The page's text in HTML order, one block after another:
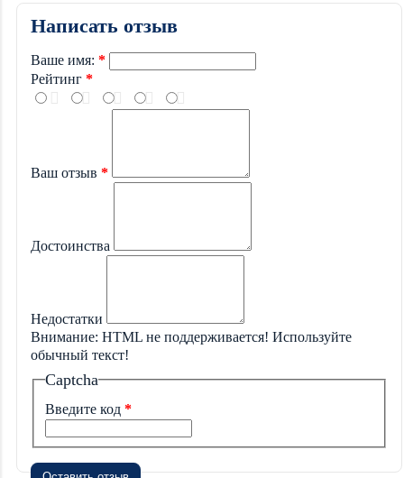
Написать отзыв
Ваше имя:
Рейтинг
Ваш отзыв
Достоинства
Недостатки
Внимание: HTML не поддерживается! Используйте
обычный текст!
Captcha
Введите код